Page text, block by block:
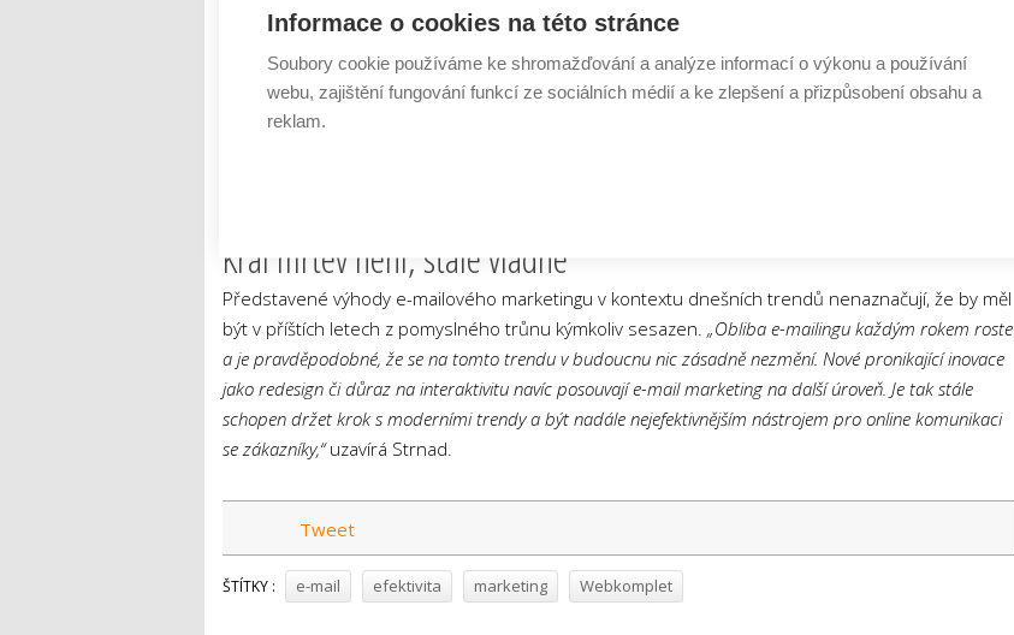
nevrátí. Za pomoci e-mailové adresy však lze s odběratelem opětovně navázat kontakt. V případě
s tím pomáhá svým uživatelům Mail Komplet. Tento e-mail marketingový nástroj pomáhá firmám
uskutečňovat efektivní automatizované kampaně optimalizované zákazníkovi na míru. Díky jeho
uživatelsky přívětivému rozhraní lze, mimo jiné, všechny marketingové tahy přehledně plánovat a
Král mrtev není, stále vládne
Představené výhody e-mailového marketingu v kontextu dnešních trendů nenaznačují, že by měl
být v příštích letech z pomyslného trůnu kýmkoliv sesazen. „Obliba e-mailingu každým rokem roste
a je pravděpodobné, že se na tomto trendu v budoucnu nic zásadně nezmění. Nové pronikající inovace
jako redesign či důraz na interaktivitu navíc posouvají e-mail marketing na další úroveň. Je tak stále
schopen držet krok s moderními trendy a být nadále nejefektivnějším nástrojem pro online komunikaci
se zákazníky,“uzavírá Strnad.
Tweet
ŠTÍTKY : e-mail efektivita marketing Webkomplet
Informace o cookies na této stránce
Soubory cookie používáme ke shromažďování a analýze informací o výkonu a používání
webu, zajištění fungování funkcí ze sociálních médií a ke zlepšení a přizpůsobení obsahu a
reklam.